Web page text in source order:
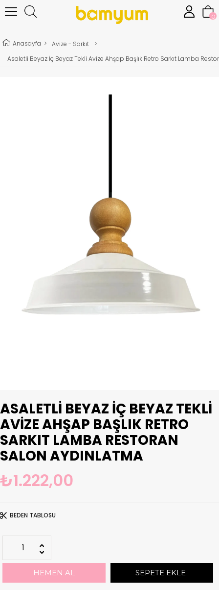
0
Anasayfa > Avize - Sarkıt
>
Asaletli Beyaz İç Beyaz Tekli Avize Ahşap Başlık Retro Sarkıt Lamba
ASALETLI BEYAZ İÇ BEYAZ TEKLI
AVIZE AHŞAP BAŞLIK RETRO
SARKIT LAMBA RESTORAN
SALON AYDINLATMA
₺1.222,00
BEDEN TABLOSU